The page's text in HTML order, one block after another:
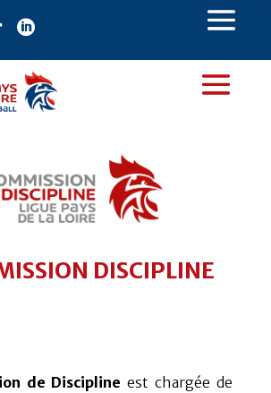

DISCIPLINE
de Discipline estchargée de